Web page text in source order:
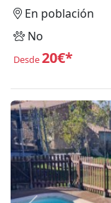
En población
No
Desde20€*